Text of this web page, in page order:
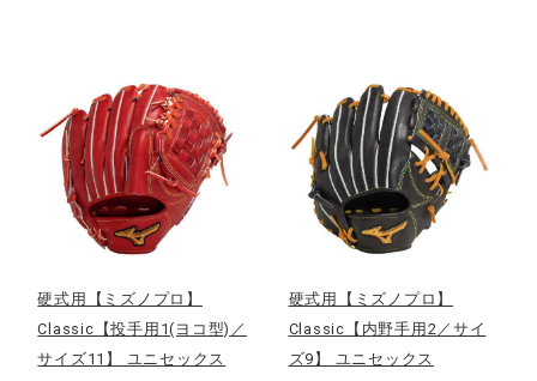
柔道
ウィンタースポーツ
ワーキング
硬式用【ミズノプロ】
Classic【投手用1(ヨコ型)／
サイズ11】 ユニセックス
硬式用【ミズノプロ】
Classic【内野手用2／サイ
ズ9】 ユニセックス